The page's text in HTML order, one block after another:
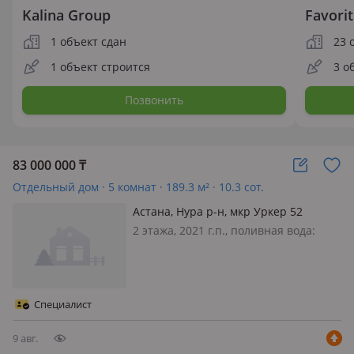
Kalina Group
1 объект сдан
1 объект строится
Позвонить
23
3
83 000 000₸
Отдельный дом · 5 комнат · 189.3 м² · 10.3 сот.
Астана, Нура р-н, мкр Уркер 52
2 этажа, 2021 г.п., поливная вода:
Специалист
9 авг.